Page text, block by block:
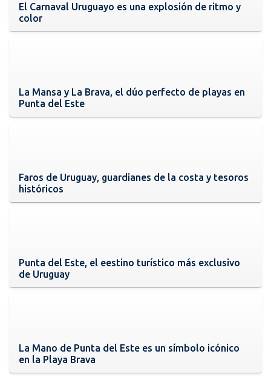
El Carnaval Uruguayo es una explosión de ritmo y
color
La Mansa y La Brava, el dúo perfecto de playas en
Punta del Este
Faros de Uruguay, guardianes de la costa y tesoros
históricos
Punta del Este, el eestino turístico más exclusivo
de Uruguay
La Mano de Punta del Este es un símbolo icónico
en la Playa Brava